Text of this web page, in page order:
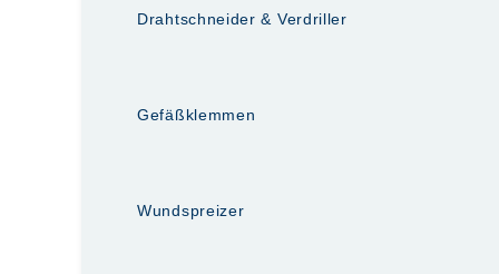
Drahtschneider & Verdriller
Gefäßklemmen
Wundspreizer